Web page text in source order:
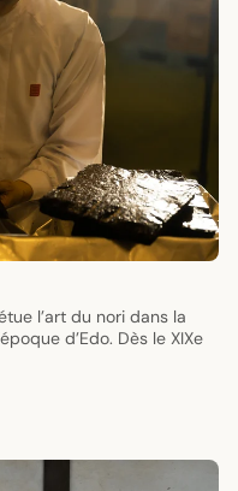
l’art du nori dans la
d’Edo. Dès le XIXe